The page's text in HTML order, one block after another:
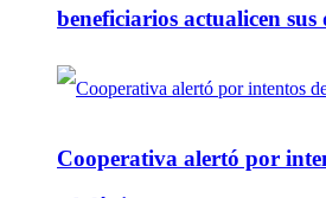
beneficiarios actualicen sus
Cooperativa alertó por